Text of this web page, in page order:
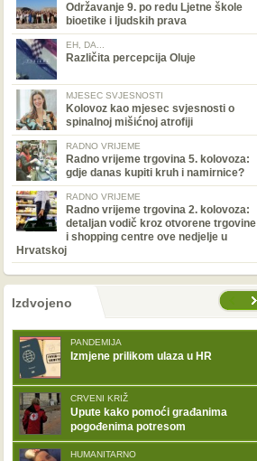
Održavanje 9. po redu Ljetne škole
bioetike i ljudskih prava
EH, DA...
Različita percepcija Oluje
MJESEC SVJESNOSTI
Kolovoz kao mjesec svjesnosti o
spinalnoj mišićnoj atrofiji
RADNO VRIJEME
Radno vrijeme trgovina 5. kolovoza:
gdje danas kupiti kruh i namirnice?
RADNO VRIJEME
Radno vrijeme trgovina 2. kolovoza:
detaljan vodič kroz otvorene trgovine
i shopping centre ove nedjelje u
Hrvatskoj
stranice
Izdvojeno
PANDEMIJA
Izmjene prilikom ulaza u HR
CRVENI KRIŽ
Upute kako pomoći građanima
pogođenima potresom
HUMANITARNO